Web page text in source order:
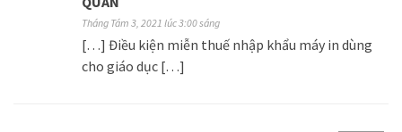
Tháng Tám 3, 2021 lúc 3:00 sáng
[…] Điều kiện miễn thuế nhập khẩu máy in dùng
cho giáo dục […]